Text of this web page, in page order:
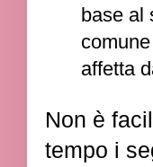
base al
affetta
Non è
tempo i